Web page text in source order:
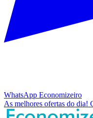
WhatsApp Economizeiro
As melhores ofertas do dia!